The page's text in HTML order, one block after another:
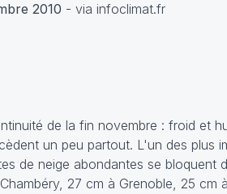
2010 - via infoclimat.fr
de la fin novembre : froid et
un peu partout. L'un des plus
de neige abondantes se bloquent
27 cm à Grenoble, 25 cm